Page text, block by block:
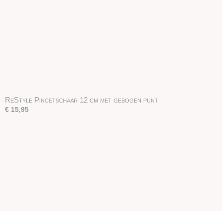
ReStyle Pincetschaar 12 cm met gebogen punt
€ 15,95